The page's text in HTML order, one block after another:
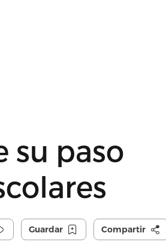
su paso
Guardar Compartir